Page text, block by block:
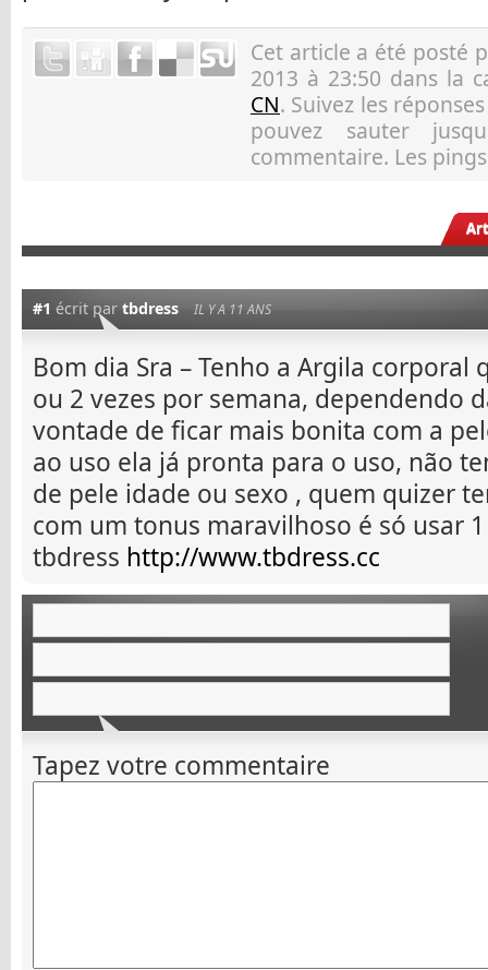
Cet article a été posté
2013 à 23:50 dans la
CN. Suivez les
pouvez sauter
commentaire. Les
#1 écrit par tbdress IL Y A 11 ANS
Bom dia Sra – Tenho a Argila corporal
ou 2 vezes por semana, dependendo
vontade de ficar mais bonita com a
ao uso ela já pronta para o uso, não
de pele idade ou sexo , quem quizer
com um tonus maravilhoso é só usar
tbdress http://www.tbdress.cc
Tapez votre commentaire